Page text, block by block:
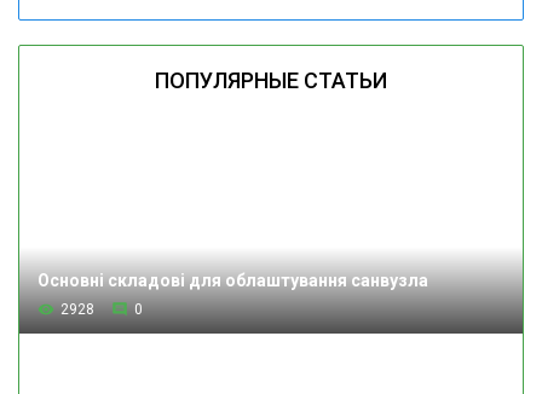
ПОПУЛЯРНЫЕ СТАТЬИ
Основні складові для облаштування санвузла
2928 0